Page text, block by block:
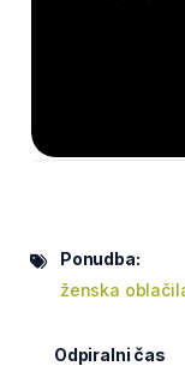
Ponudba:
ženska
Odpiralni čas